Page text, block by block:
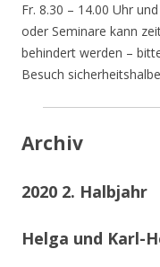
Fr. 8.30 – 14.00 Uhr
oder Seminare kann
behindert werden –
Besuch
Archiv
2020 2. Halbjahr
Helga und Karl-